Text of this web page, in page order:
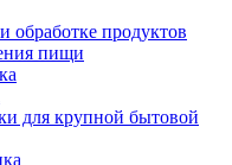
обработке продуктов
пищи
для крупной бытовой